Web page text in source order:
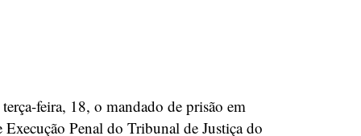
feira, 18, o mandado de prisão em
Penal do Tribunal de Justiça do